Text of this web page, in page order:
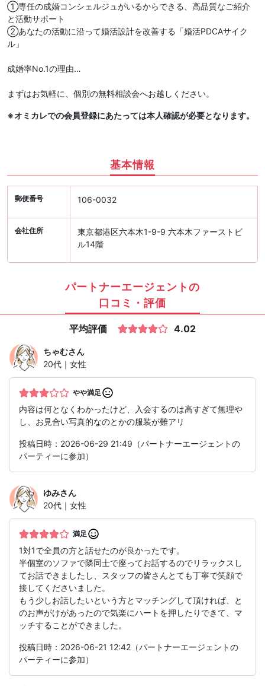
①専任の成婚コンシェルジュがいるからできる、高品質なご紹介
と活動サポート
②あなたの活動に沿って婚活設計を改善する「婚活PDCAサイク
ル」
成婚率No.1の理由…
まずはお気軽に、個別の無料相談会へお越しください。
※オミカレでの会員登録にあたっては本人確認が必要となります。
基本情報
郵便番号 106-0032
会社住所
東京都港区六本木1-9-9 六本木ファーストビ
ル14階
パートナーエージェントの
口コミ・評価
平均評価 4.02
ちゃむさん
20代｜女性
やや満足
内容は何となくわかったけど、入会するのは高すぎて無理や
し、お見合い写真的なのとかの服装が難アリ
投稿日時：2026-06-29 21:49（パートナーエージェントの
パーティーに参加）
ゆみさん
20代｜女性
満足
1対1で全員の方と話せたのが良かったです。
半個室のソファで隣同士で座ってお話するのでリラックスし
てお話できましたし、スタッフの皆さんとても丁寧で笑顔で
接してくださいました。
もう少しお話したいという方とマッチングして頂ければ、と
のお声がけがあったので気楽にハートを押したりできて、マ
ッチすることができました。
投稿日時：2026-06-21 12:42（パートナーエージェントの
パーティーに参加）